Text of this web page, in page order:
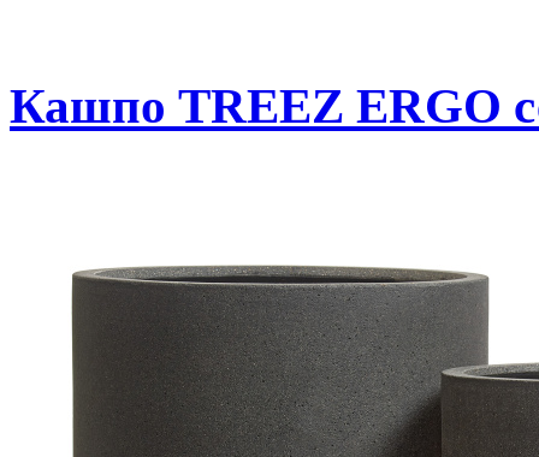
Кашпо TREEZ ERGO